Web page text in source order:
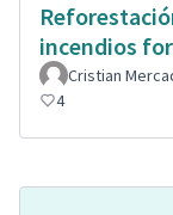
incendios
Cristian
4